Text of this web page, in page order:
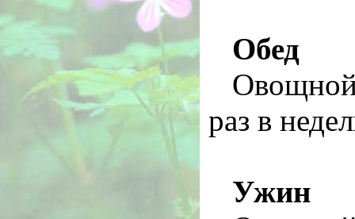
Обед
Овощной
раз в
Ужин